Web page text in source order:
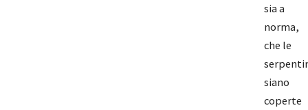
sia a
norma,
che le
siano
coperte